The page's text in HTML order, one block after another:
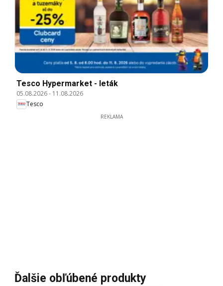
Tesco Hypermarket - leták
05.08.2026- 11.08.2026
Tesco
REKLAMA
Ďalšie obľúbené produkty